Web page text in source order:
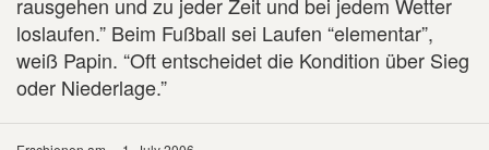
loslaufen.” Beim Fußball sei Laufen “elementar”,
weiß Papin. “Oft entscheidet die Kondition über Sieg
oder Niederlage.”